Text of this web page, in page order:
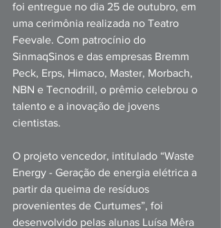
foi entregue no dia 25 de outubro, em
uma cerimônia realizada no Teatro
Feevale. Com patrocínio do
SinmaqSinos e das empresas Bremm
Peck, Erps, Himaco, Master, Morbach,
NBN e Tecnodrill, o prêmio celebrou o
talento e a inovação de jovens
cientistas.
O projeto vencedor, intitulado “Waste
Energy - Geração de energia elétrica a
partir da queima de resíduos
provenientes de Curtumes”, foi
desenvolvido pelas alunas Luísa Mêra